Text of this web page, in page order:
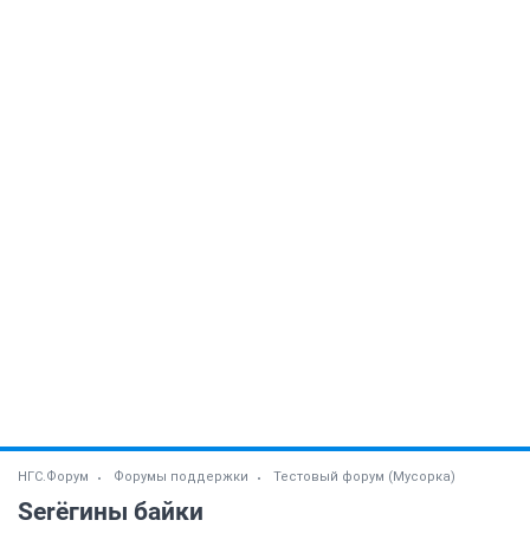
НГС.Форум Форумы поддержки Тестовый форум (Мусорка)
Serёгины байки